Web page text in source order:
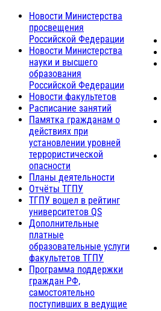
Новости Министерства
просвещения
Российской Федерации
Новости Министерства
науки и высшего
образования
Российской Федерации
Новости факультетов
Расписание занятий
Памятка гражданам о
действиях при
установлении уровней
террористической
опасности
Планы деятельности
Отчёты ТГПУ
ТГПУ вошел в рейтинг
университетов QS
Дополнительные
платные
образовательные услуги
факультетов ТГПУ
Программа поддержки
граждан РФ,
самостоятельно
поступивших в ведущие